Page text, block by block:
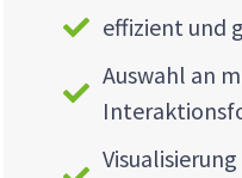
effizient und
Auswahl an